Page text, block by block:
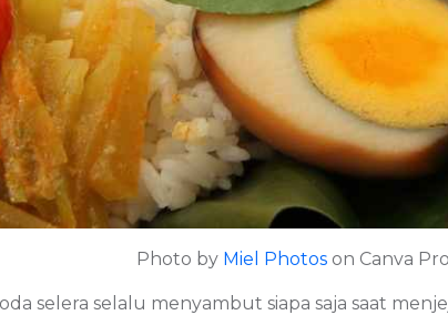
Photo by Miel Photoson Canva Pro
selera selalu menyambut siapa saja saat